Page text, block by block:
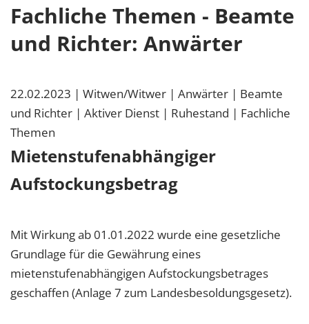
Fachliche Themen - Beamte
und Richter: Anwärter
22.02.2023 | Witwen/Witwer | Anwärter | Beamte
und Richter | Aktiver Dienst | Ruhestand | Fachliche
Themen
Mietenstufenabhängiger
Aufstockungsbetrag
Mit Wirkung ab 01.01.2022 wurde eine gesetzliche
Grundlage für die Gewährung eines
mietenstufenabhängigen Aufstockungsbetrages
geschaffen (Anlage 7 zum Landesbesoldungsgesetz).